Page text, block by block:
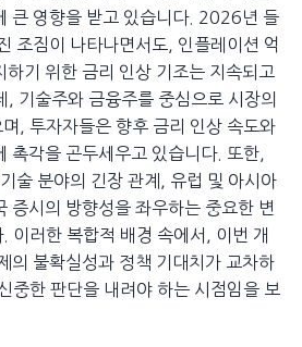
큰 영향을 받고 있습니다. 2026년 들
조짐이 나타나면서도, 인플레이션 억
하기 위한 금리 인상 기조는 지속되고
, 기술주와 금융주를 중심으로 시장의
, 투자자들은 향후 금리 인상 속도와
촉각을 곤두세우고 있습니다. 또한,
술 분야의 긴장 관계, 유럽 및 아시아
증시의 방향성을 좌우하는 중요한 변
이러한 복합적 배경 속에서, 이번 개
의 불확실성과 정책 기대치가 교차하
중한 판단을 내려야 하는 시점임을 보